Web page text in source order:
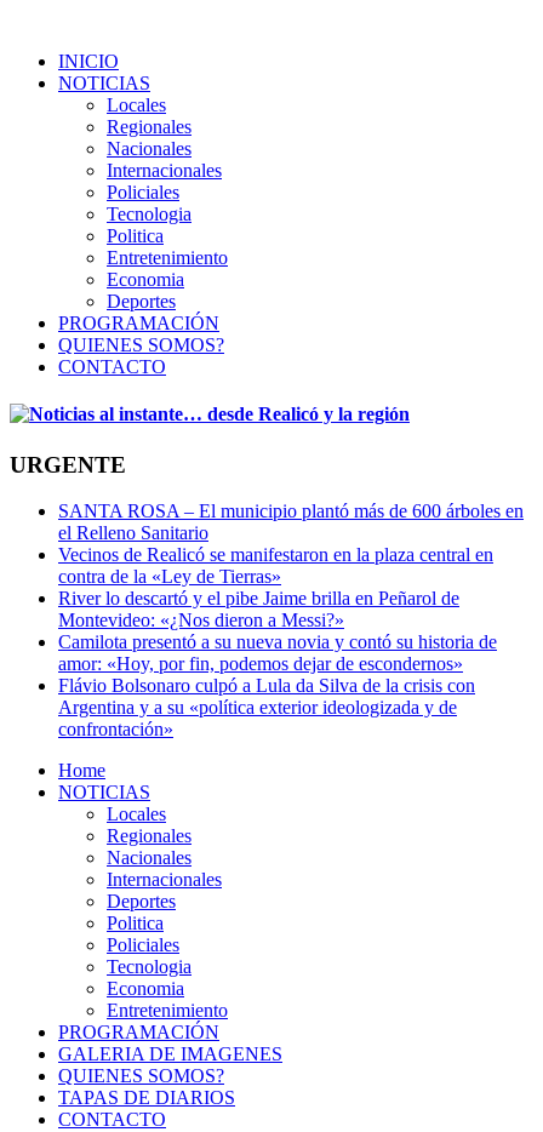
INICIO
NOTICIAS
Locales
Regionales
Nacionales
Internacionales
Policiales
Tecnologia
Politica
Entretenimiento
Economia
Deportes
PROGRAMACIÓN
QUIENES SOMOS?
CONTACTO
URGENTE
SANTA ROSA – El municipio plantó más de 600 árboles en
el Relleno Sanitario
Vecinos de Realicó se manifestaron en la plaza central en
contra de la «Ley de Tierras»
River lo descartó y el pibe Jaime brilla en Peñarol de
Montevideo: «¿Nos dieron a Messi?»
Camilota presentó a su nueva novia y contó su historia de
amor: «Hoy, por fin, podemos dejar de escondernos»
Flávio Bolsonaro culpó a Lula da Silva de la crisis con
Argentina y a su «política exterior ideologizada y de
confrontación»
Home
NOTICIAS
Locales
Regionales
Nacionales
Internacionales
Deportes
Politica
Policiales
Tecnologia
Economia
Entretenimiento
PROGRAMACIÓN
GALERIA DE IMAGENES
QUIENES SOMOS?
TAPAS DE DIARIOS
CONTACTO